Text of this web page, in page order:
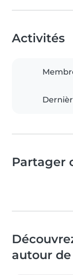
Activités
Partager
autour